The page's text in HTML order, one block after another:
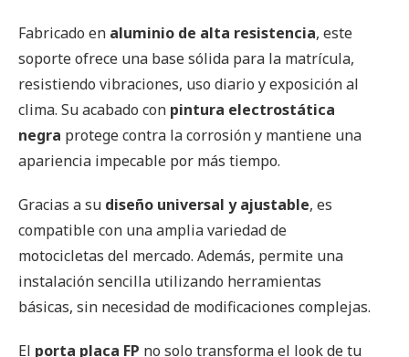
Fabricado en aluminio de alta resistencia, este
soporte ofrece una base sólida para la matrícula,
resistiendo vibraciones, uso diario y exposición al
clima. Su acabado con pintura electrostática
negra protege contra la corrosión y mantiene una
apariencia impecable por más tiempo.
Gracias a su diseño universal y ajustable, es
compatible con una amplia variedad de
motocicletas del mercado. Además, permite una
instalación sencilla utilizando herramientas
básicas, sin necesidad de modificaciones complejas.
El porta placa FP no solo transforma el look de tu